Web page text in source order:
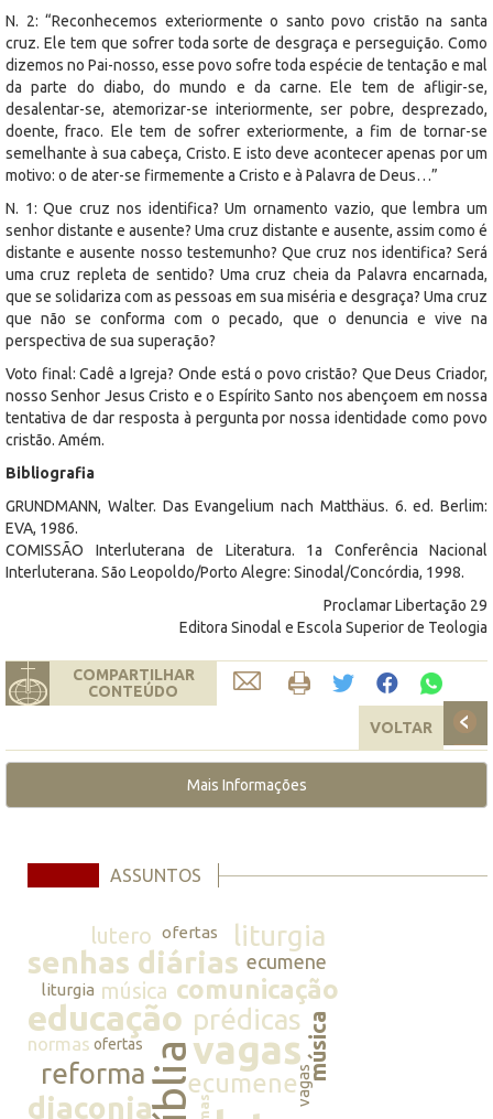
N. 2: “Reconhecemos exteriormente o santo povo cristão na santa
cruz. Ele tem que sofrer toda sorte de desgraça e perseguição. Como
dizemos no Pai-nosso, esse povo sofre toda espécie de tentação e mal
da parte do diabo, do mundo e da carne. Ele tem de afligir-se,
desalentar-se, atemorizar-se interiormente, ser pobre, desprezado,
doente, fraco. Ele tem de sofrer exteriormente, a fim de tornar-se
semelhante à sua cabeça, Cristo. E isto deve acontecer apenas por um
motivo: o de ater-se firmemente a Cristo e à Palavra de Deus…”
N. 1: Que cruz nos identifica? Um ornamento vazio, que lembra um
senhor distante e ausente? Uma cruz distante e ausente, assim como é
distante e ausente nosso testemunho? Que cruz nos identifica? Será
uma cruz repleta de sentido? Uma cruz cheia da Palavra encarnada,
que se solidariza com as pessoas em sua miséria e desgraça? Uma cruz
que não se conforma com o pecado, que o denuncia e vive na
perspectiva de sua superação?
Voto final: Cadê a Igreja? Onde está o povo cristão? Que Deus Criador,
nosso Senhor Jesus Cristo e o Espírito Santo nos abençoem em nossa
tentativa de dar resposta à pergunta por nossa identidade como povo
cristão. Amém.
Bibliografia
GRUNDMANN, Walter. Das Evangelium nach Matthäus. 6. ed. Berlim:
EVA, 1986.
COMISSÃO Interluterana de Literatura. 1a Conferência Nacional
Interluterana. São Leopoldo/Porto Alegre: Sinodal/Concórdia, 1998.
Proclamar Libertação 29
Editora Sinodal e Escola Superior de Teologia
COMPARTILHAR
CONTEÚDO
VOLTAR
Mais Informações
ASSUNTOS
lutero ofertas liturgia
senhas diárias ecumene
liturgia música comunicação
educação prédicasmúsica
normas ofertasbíbliavagas
reforma
diaconia
ecumenevagas